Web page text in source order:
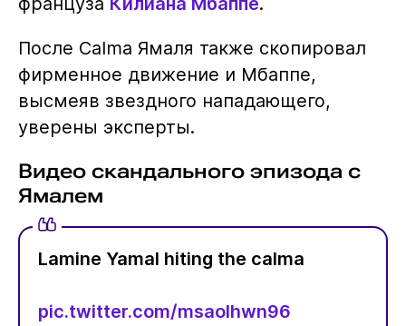
После Calma Ямаля также скопировал
фирменное движение и Мбаппе,
высмеяв звездного нападающего,
уверены эксперты.
Видео скандального эпизода с
Ямалем
Lamine Yamal hiting the calma
pic.twitter.com/msaolhwn96